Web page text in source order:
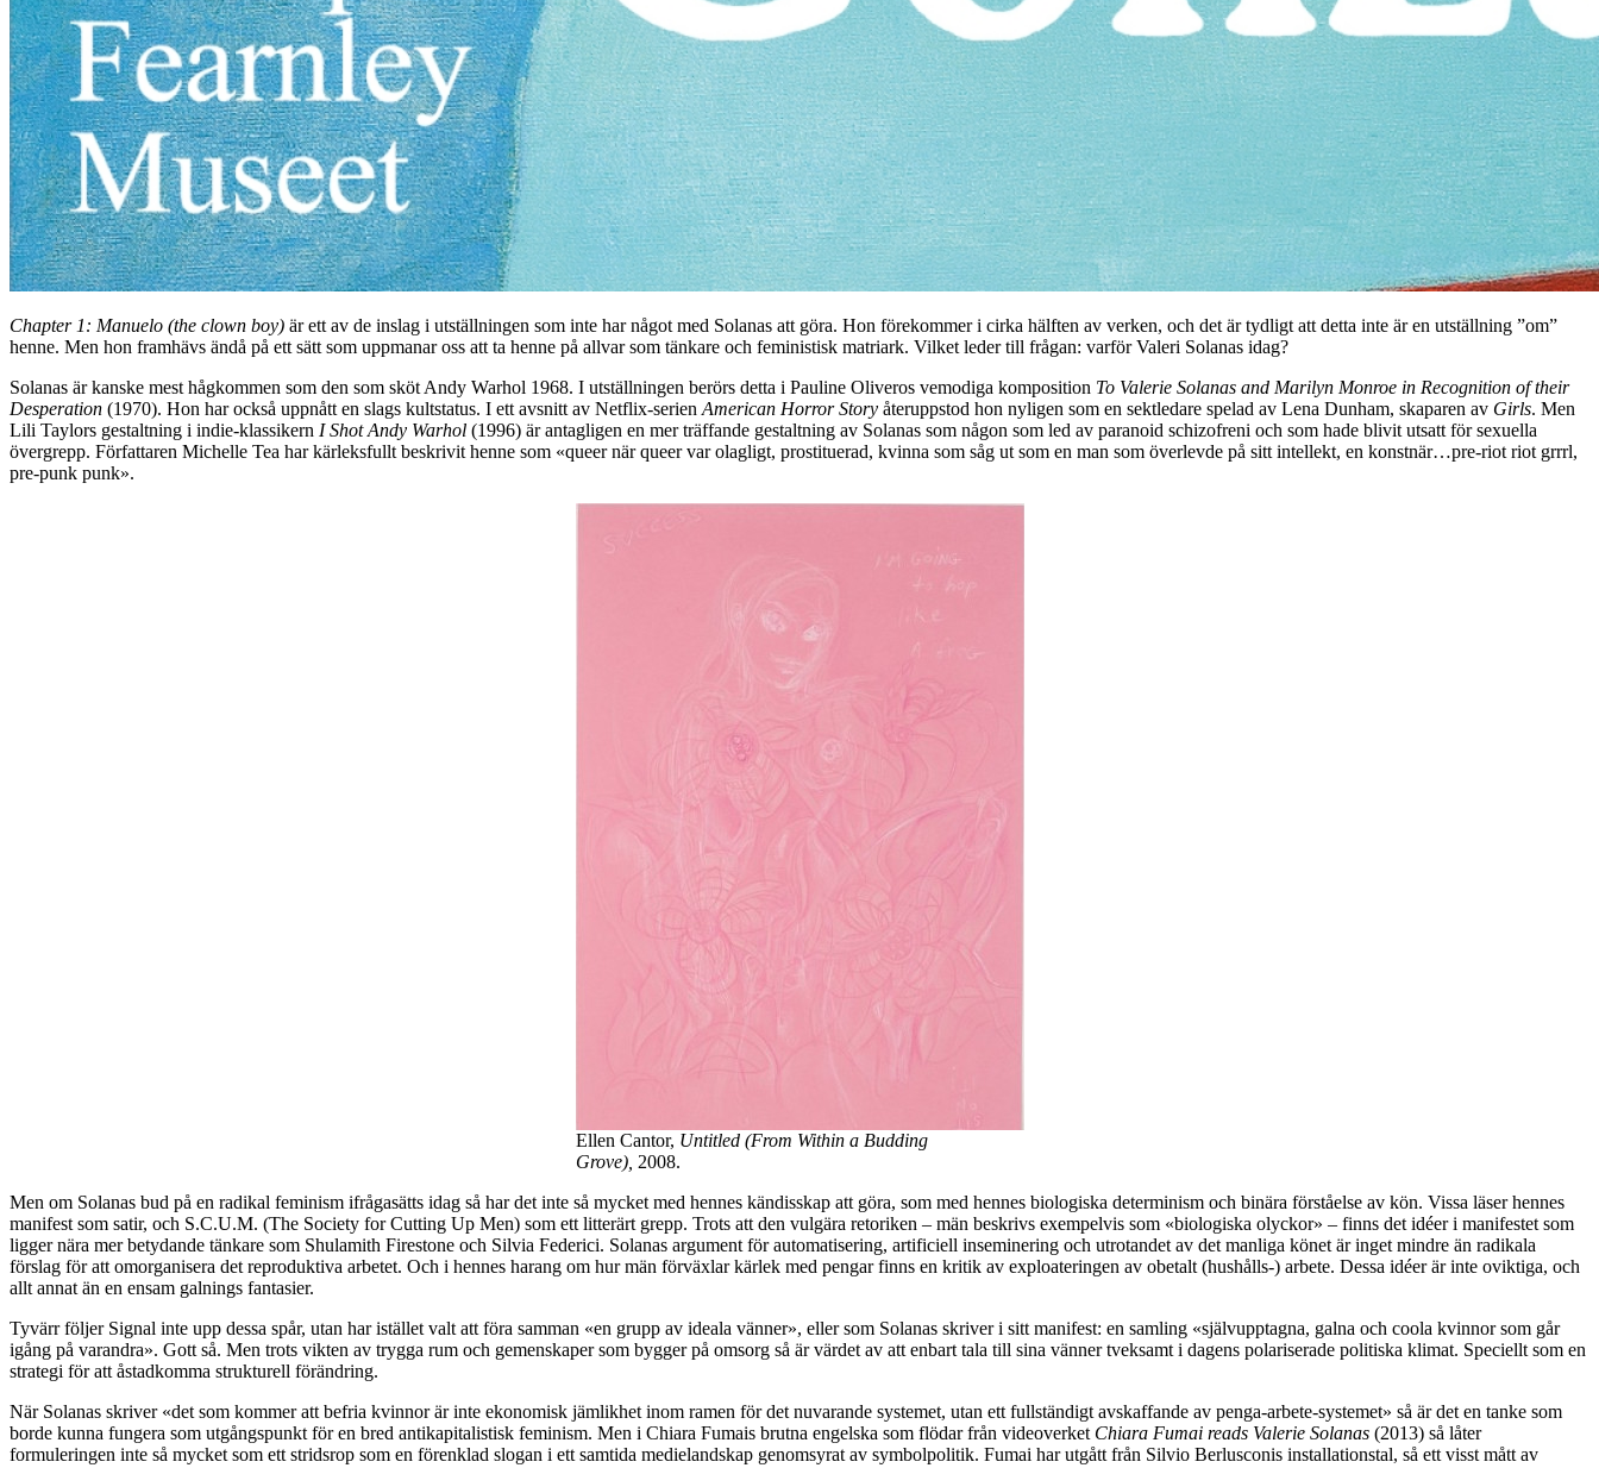
Chapter 1: Manuelo (the clown boy) är ett av de inslag i utställningen som inte har något med Solanas att göra. Hon förekommer i cirka hälften av verken, och det är tydligt att detta inte är en utställning ”om”
henne. Men hon framhävs ändå på ett sätt som uppmanar oss att ta henne på allvar som tänkare och feministisk matriark. Vilket leder till frågan: varför Valeri Solanas idag?
Solanas är kanske mest hågkommen som den som sköt Andy Warhol 1968. I utställningen berörs detta i Pauline Oliveros vemodiga komposition To Valerie Solanas and Marilyn Monroe in Recognition of their
Desperation (1970). Hon har också uppnått en slags kultstatus. I ett avsnitt av Netflix-serien American Horror Story återuppstod hon nyligen som en sektledare spelad av Lena Dunham, skaparen av Girls. Men
Lili Taylors gestaltning i indie-klassikern I Shot Andy Warhol (1996) är antagligen en mer träffande gestaltning av Solanas som någon som led av paranoid schizofreni och som hade blivit utsatt för sexuella
övergrepp. Författaren Michelle Tea har kärleksfullt beskrivit henne som «queer när queer var olagligt, prostituerad, kvinna som såg ut som en man som överlevde på sitt intellekt, en konstnär…pre-riot riot grrrl,
pre-punk punk».
Ellen Cantor, Untitled (From Within a Budding
Grove), 2008.
Men om Solanas bud på en radikal feminism ifrågasätts idag så har det inte så mycket med hennes kändisskap att göra, som med hennes biologiska determinism och binära förståelse av kön. Vissa läser hennes
manifest som satir, och S.C.U.M. (The Society for Cutting Up Men) som ett litterärt grepp. Trots att den vulgära retoriken – män beskrivs exempelvis som «biologiska olyckor» – finns det idéer i manifestet som
ligger nära mer betydande tänkare som Shulamith Firestone och Silvia Federici. Solanas argument för automatisering, artificiell inseminering och utrotandet av det manliga könet är inget mindre än radikala
förslag för att omorganisera det reproduktiva arbetet. Och i hennes harang om hur män förväxlar kärlek med pengar finns en kritik av exploateringen av obetalt (hushålls-) arbete. Dessa idéer är inte oviktiga, och
allt annat än en ensam galnings fantasier.
Tyvärr följer Signal inte upp dessa spår, utan har istället valt att föra samman «en grupp av ideala vänner», eller som Solanas skriver i sitt manifest: en samling «självupptagna, galna och coola kvinnor som går
igång på varandra». Gott så. Men trots vikten av trygga rum och gemenskaper som bygger på omsorg så är värdet av att enbart tala till sina vänner tveksamt i dagens polariserade politiska klimat. Speciellt som en
strategi för att åstadkomma strukturell förändring.
När Solanas skriver «det som kommer att befria kvinnor är inte ekonomisk jämlikhet inom ramen för det nuvarande systemet, utan ett fullständigt avskaffande av penga-arbete-systemet» så är det en tanke som
borde kunna fungera som utgångspunkt för en bred antikapitalistisk feminism. Men i Chiara Fumais brutna engelska som flödar från videoverket Chiara Fumai reads Valerie Solanas (2013) så låter
formuleringen inte så mycket som ett stridsrop som en förenklad slogan i ett samtida medielandskap genomsyrat av symbolpolitik. Fumai har utgått från Silvio Berlusconis installationstal, så ett visst mått av